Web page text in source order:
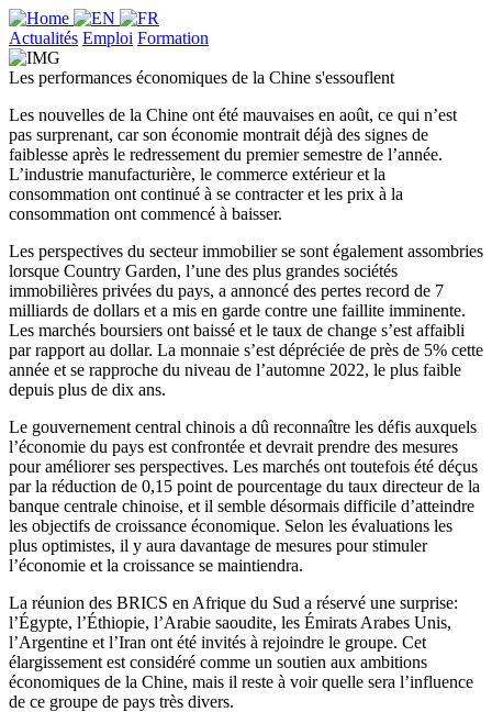
Actualités Emploi Formation
Les performances économiques de la Chine s'essouflent
Les nouvelles de la Chine ont été mauvaises en août, ce qui n’est
pas surprenant, car son économie montrait déjà des signes de
faiblesse après le redressement du premier semestre de l’année.
L’industrie manufacturière, le commerce extérieur et la
consommation ont continué à se contracter et les prix à la
consommation ont commencé à baisser.
Les perspectives du secteur immobilier se sont également assombries
lorsque Country Garden, l’une des plus grandes sociétés
immobilières privées du pays, a annoncé des pertes record de 7
milliards de dollars et a mis en garde contre une faillite imminente.
Les marchés boursiers ont baissé et le taux de change s’est affaibli
par rapport au dollar. La monnaie s’est dépréciée de près de 5% cette
année et se rapproche du niveau de l’automne 2022, le plus faible
depuis plus de dix ans.
Le gouvernement central chinois a dû reconnaître les défis auxquels
l’économie du pays est confrontée et devrait prendre des mesures
pour améliorer ses perspectives. Les marchés ont toutefois été déçus
par la réduction de 0,15 point de pourcentage du taux directeur de la
banque centrale chinoise, et il semble désormais difficile d’atteindre
les objectifs de croissance économique. Selon les évaluations les
plus optimistes, il y aura davantage de mesures pour stimuler
l’économie et la croissance se maintiendra.
La réunion des BRICS en Afrique du Sud a réservé une surprise:
l’Égypte, l’Éthiopie, l’Arabie saoudite, les Émirats Arabes Unis,
l’Argentine et l’Iran ont été invités à rejoindre le groupe. Cet
élargissement est considéré comme un soutien aux ambitions
économiques de la Chine, mais il reste à voir quelle sera l’influence
de ce groupe de pays très divers.